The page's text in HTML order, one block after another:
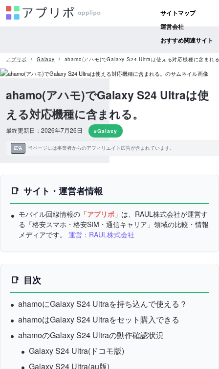
サイトマップ
運営会社
おすすめ関連サイト
アプリポ Galaxy ahamo(アハモ)でGalaxy S24 Ultraは使える対応機種に含まれ
ahamo(アハモ)でGalaxy S24 Ultraは使
える対応機種に含まれる。
最終更新日：2026年7月26日 #Galaxy
広告 当ページには事業者からのアフィリエイト広告が含まれています。
サイト・運営者情報
モバイル回線情報の 「アプリポ」 は、RAUL株式会社が運営す
る「格安スマホ・格安SIM・通信キャリア」領域の比較・情報
メディアです。 運営：RAUL株式会社
目次
ahamoにGalaxy S24 Ultraを持ち込んで使える？
ahamoはGalaxy S24 Ultraをセット購入できる
ahamoのGalaxy S24 Ultraの動作確認状況
Galaxy S24 Ultra(ドコモ版)
Galaxy S24 Ultra(au版)